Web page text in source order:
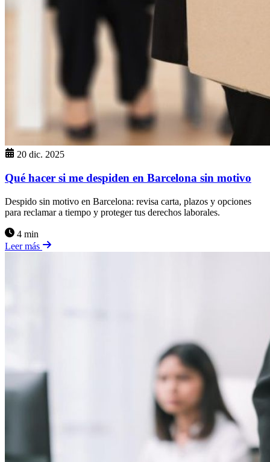
20 dic. 2025
Qué hacer si me despiden en Barcelona sin motivo
Despido sin motivo en Barcelona: revisa carta, plazos y opciones
para reclamar a tiempo y proteger tus derechos laborales.
4 min
Leer más